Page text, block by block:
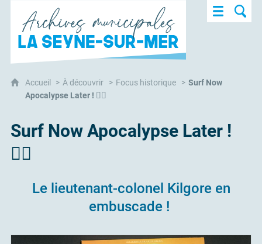
Archives municipales de la Seyne-sur-
Accueil À découvrir Focus historique
Surf Now
Apocalypse Later ! 🏄‍♂️
Surf Now Apocalypse Later !
🏄‍♂️
Le lieutenant-colonel Kilgore en
embuscade !